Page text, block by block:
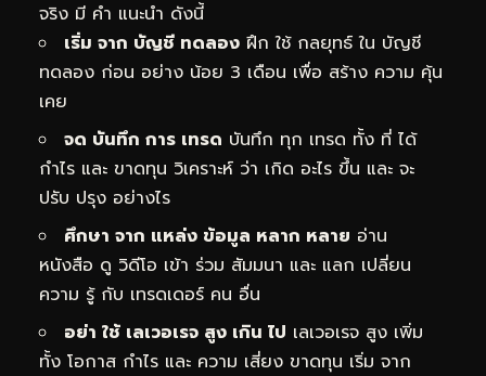
จริง มี คำ แนะนำ ดังนี้
เริ่ม จาก บัญชี ทดลอง ฝึก ใช้ กลยุทธ์ ใน บัญชี
ทดลอง ก่อน อย่าง น้อย 3 เดือน เพื่อ สร้าง ความ คุ้น
เคย
จด บันทึก การ เทรด บันทึก ทุก เทรด ทั้ง ที่ ได้
กำไร และ ขาดทุน วิเคราะห์ ว่า เกิด อะไร ขึ้น และ จะ
ปรับ ปรุง อย่างไร
ศึกษา จาก แหล่ง ข้อมูล หลาก หลาย อ่าน
หนังสือ ดู วิดีโอ เข้า ร่วม สัมมนา และ แลก เปลี่ยน
ความ รู้ กับ เทรดเดอร์ คน อื่น
อย่า ใช้ เลเวอเรจ สูง เกิน ไป เลเวอเรจ สูง เพิ่ม
ทั้ง โอกาส กำไร และ ความ เสี่ยง ขาดทุน เริ่ม จาก